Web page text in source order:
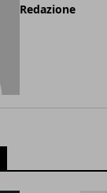
Redazione